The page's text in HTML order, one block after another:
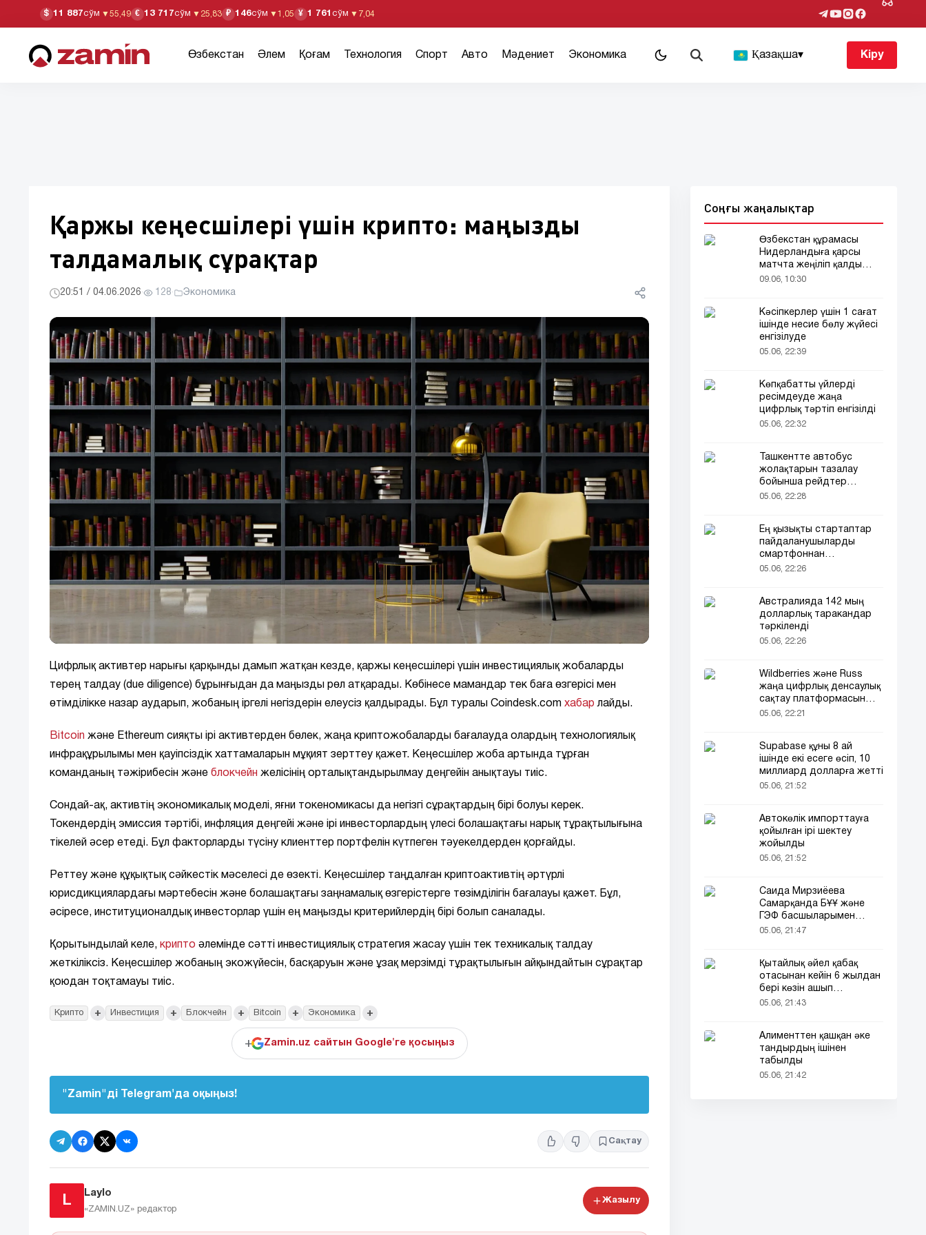
$ 11 887сўм ▼55,49 € 13 717сўм ▼ 25,83 ₽ 146сўм ▼1,05 ¥ 1 761 сўм ▼ 7,04
Өзбекстан Әлем Қоғам Технология Спорт Авто Мәдениет Экономика Қазақша▾ Кіру
Қаржы кеңесшілері үшін крипто: маңызды
талдамалық сұрақтар
20:51 / 04.06.2026· 128· Экономика
Цифрлық активтер нарығы қарқынды дамып жатқан кезде, қаржы кеңесшілері үшін инвестициялық жобаларды
терең талдау (due diligence) бұрынғыдан да маңызды рөл атқарады. Көбінесе мамандар тек баға өзгерісі мен
өтімділікке назар аударып, жобаның іргелі негіздерін елеусіз қалдырады. Бұл туралы Coindesk.com хабар лайды.
Bitcoin және Ethereum сияқты ірі активтерден бөлек, жаңа криптожобаларды бағалауда олардың технологиялық
инфрақұрылымы мен қауіпсіздік хаттамаларын мұқият зерттеу қажет. Кеңесшілер жоба артында тұрған
команданың тәжірибесін және блокчейн желісінің орталықтандырылмау деңгейін анықтауы тиіс.
Сондай-ақ, активтің экономикалық моделі, яғни токеномикасы да негізгі сұрақтардың бірі болуы керек.
Токендердің эмиссия тәртібі, инфляция деңгейі және ірі инвесторлардың үлесі болашақтағы нарық тұрақтылығына
тікелей әсер етеді. Бұл факторларды түсіну клиенттер портфелін күтпеген тәуекелдерден қорғайды.
Реттеу және құқықтық сәйкестік мәселесі де өзекті. Кеңесшілер таңдалған криптоактивтің әртүрлі
юрисдикциялардағы мәртебесін және болашақтағы заңнамалық өзгерістерге төзімділігін бағалауы қажет. Бұл,
әсіресе, институционалдық инвесторлар үшін ең маңызды критерийлердің бірі болып саналады.
Қорытындылай келе, крипто әлемінде сәтті инвестициялық стратегия жасау үшін тек техникалық талдау
жеткіліксіз. Кеңесшілер жобаның экожүйесін, басқаруын және ұзақ мерзімді тұрақтылығын айқындайтын сұрақтар
қоюдан тоқтамауы тиіс.
Крипто + Инвестиция + Блокчейн + Bitcoin + Экономика +
+ Zamin.uz сайтын Google'ге қосыңыз
"Zamin"ді Telegram'да оқыңыз!
Сақтау
L
Laylo
«ZAMIN.UZ» редактор
Жазылу
Соңғы жаңалықтар
Өзбекстан құрамасы
Нидерландыға қарсы
матчта жеңіліп қалды
(видео)
09.06, 10:30
Кәсіпкерлер үшін 1 сағат
ішінде несие бөлу жүйесі
енгізілуде
05.06, 22:39
Көпқабатты үйлерді
ресімдеуде жаңа
цифрлық тәртіп енгізілді
05.06, 22:32
Ташкентте автобус
жолақтарын тазалау
бойынша рейдтер
басталды
05.06, 22:28
Ең қызықты стартаптар
пайдаланушыларды
смартфоннан
алшақтатқысы келеді
05.06, 22:26
Австралияда 142 мың
долларлық таракандар
тәркіленді
05.06, 22:26
Wildberries және Russ
жаңа цифрлық денсаулық
сақтау платформасын
іске қосады
05.06, 22:21
Supabase құны 8 ай
ішінде екі есеге өсіп, 10
миллиард долларға жетті
05.06, 21:52
Автокөлік импорттауға
қойылған ірі шектеу
жойылды
05.06, 21:52
Саида Мирзиёева
Самарқанда БҰҰ және
ГЭФ басшыларымен
кездесті (фото)
05.06, 21:47
Қытайлық әйел қабақ
отасынан кейін 6 жылдан
бері көзін ашып
ұйықтайды
05.06, 21:43
Алименттен қашқан әке
тандырдың ішінен
табылды
05.06, 21:42